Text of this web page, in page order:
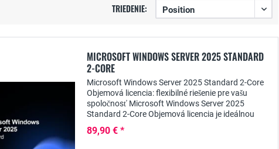
TRIEDENIE:
MICROSOFT WINDOWS SERVER 2025 STANDARD
2-CORE
Microsoft Windows Server 2025 Standard 2-Core
Objemová licencia: flexibilné riešenie pre vašu
spoločnosť Microsoft Windows Server 2025
Standard 2-Core Objemová licencia je ideálnou
výhodné a...
89,90 € *